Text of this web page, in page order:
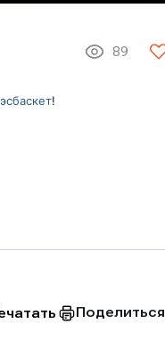
89
!
Поделиться